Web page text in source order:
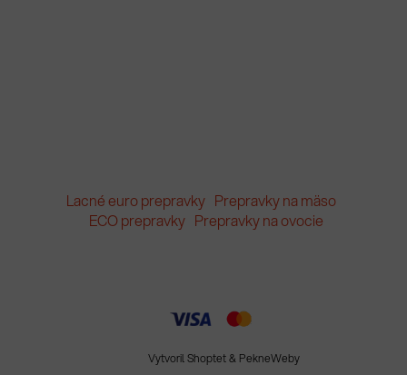
Lacné euro prepravky Prepravky na mäso
ECO prepravky Prepravky na ovocie
Vytvoril Shoptet& PekneWeby